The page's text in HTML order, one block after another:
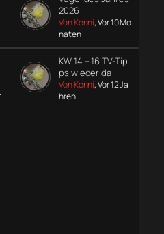
2026
Von Konni, Vor 10 Mo
naten
KW 14 – 16 TV-Tip
ps wieder da
Von Konni, Vor 12 Ja
hren